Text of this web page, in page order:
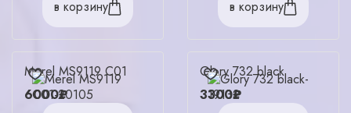
в корзину
в корзину
Merel MS9119 C01
6000₽
Glory 732 black
3300₽